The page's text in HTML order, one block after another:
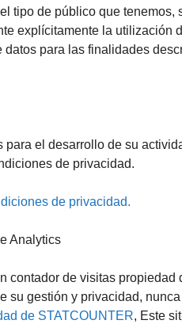
tipo de público que tenemos,
explícitamente la
para las finalidades
el desarrollo de su
de privacidad.
de privacidad.
Analytics
contador de visitas
su gestión y privacidad,
de STATCOUNTER, Este